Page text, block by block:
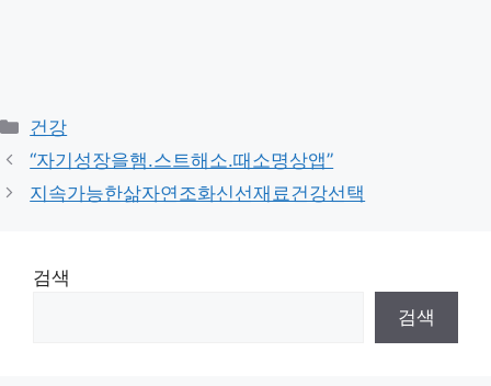
Categories
건강
“자기성장을햄.스트해소.때소명상앱”
지속가능한삶자연조화신선재료건강선택
검색
검색